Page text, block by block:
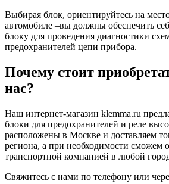
Выбирая блок, ориентируйтесь на
автомобиле –вы должны обеспечить
блоку для проведения диагностики
предохранителей цепи прибора.
Почему стоит
нас?
Наш интернет-магазин klemma.ru
блоки для предохранителей и реле
расположены в Москве и доставляем
региона, а при необходимости сможем
транспортной компанией в любой
Свяжитесь с нами по телефону или